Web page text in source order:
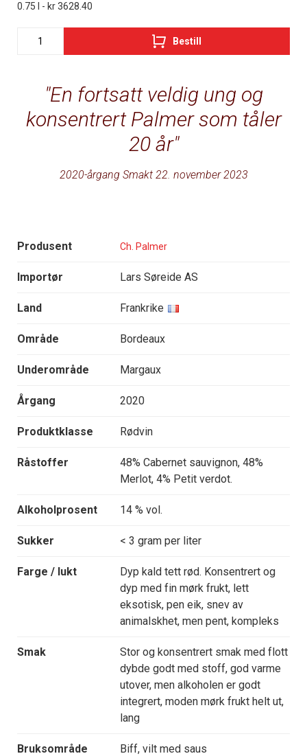
En fortsatt veldig ung og
konsentrert Palmer som tåler
20 år
2020-årgang Smakt 22. november 2023
Produsent Ch. Palmer
Importør Lars Søreide AS
Land Frankrike
Område Bordeaux
Underområde Margaux
Årgang 2020
Produktklasse Rødvin
Råstoffer
48% Cabernet sauvignon, 48%
Merlot, 4% Petit verdot.
Alkoholprosent 14 % vol.
Sukker < 3 gram per liter
Farge / lukt
Dyp kald tett rød. Konsentrert og
dyp med fin mørk frukt, lett
eksotisk, pen eik, snev av
animalskhet, men pent, kompleks
Smak
Stor og konsentrert smak med flott
dybde godt med stoff, god varme
utover, men alkoholen er godt
integrert, moden mørk frukt helt ut,
lang
Bruksområde Biff, vilt med saus
0.75 l - kr 3628.40
Bestill